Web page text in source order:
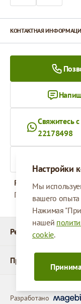
Настройки
Мы
вашего
Нажимая
нашей
cookie.
Реквизиты
Продукты
КОНТАКТНАЯ
Свяжитесь
22178498
Рабочее время
Понедельник -
Разработано